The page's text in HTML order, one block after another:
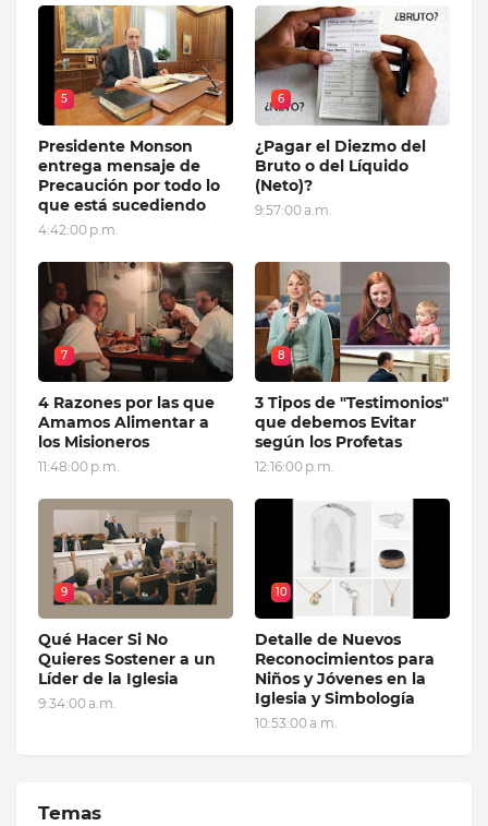
5
Presidente Monson
entrega mensaje de
Precaución por todo lo
que está sucediendo
4:42:00 p.m.
6
¿Pagar el Diezmo del
Bruto o del Líquido
(Neto)?
9:57:00 a.m.
7
4 Razones por las que
Amamos Alimentar a
los Misioneros
11:48:00 p.m.
8
3 Tipos de "Testimonios"
que debemos Evitar
según los Profetas
12:16:00 p.m.
9
Qué Hacer Si No
Quieres Sostener a un
Líder de la Iglesia
9:34:00 a.m.
10
Detalle de Nuevos
Reconocimientos para
Niños y Jóvenes en la
Iglesia y Simbología
10:53:00 a.m.
Temas